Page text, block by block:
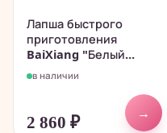
Лапша быстрого
приготовления
BaiXiang "Белый...
в наличии
2 860 ₽
→